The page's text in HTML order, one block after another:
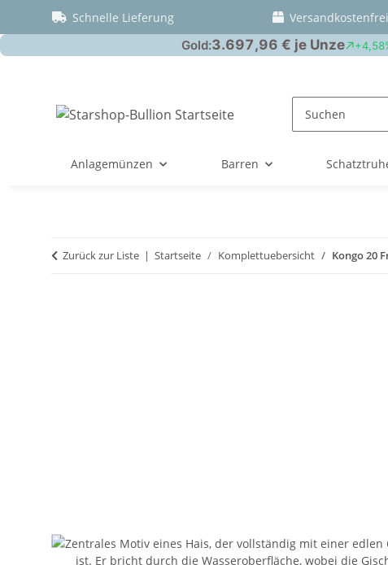
Schnelle Lieferung
Anlagemünzen Barren
Zurück zur Liste Startseite Komplettuebersicht Kongo 20